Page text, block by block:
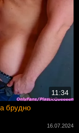
11:34
брудно
16.07.2024